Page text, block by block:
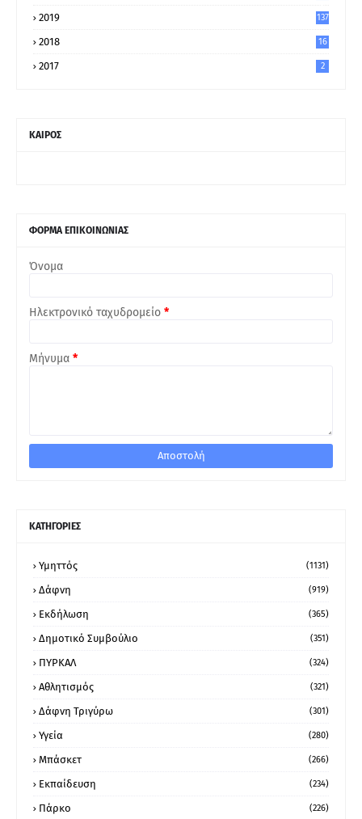
2019 137
2018 16
2017 2
ΚΑΙΡΟΣ
ΦΟΡΜΑ ΕΠΙΚΟΙΝΩΝΙΑΣ
Όνομα
Ηλεκτρονικό ταχυδρομείο *
Μήνυμα *
ΚΑΤΗΓΟΡΙΕΣ
Υμηττός (1131)
Δάφνη (919)
Εκδήλωση (365)
Δημοτικό Συμβούλιο (351)
ΠΥΡΚΑΛ (324)
Αθλητισμός (321)
Δάφνη Τριγύρω (301)
Υγεία (280)
Μπάσκετ (266)
Εκπαίδευση (234)
Πάρκο (226)